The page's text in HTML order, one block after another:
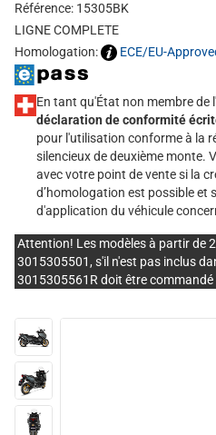
Référence: 15305BK
LIGNE COMPLETE
Homologation:
ECE/EU-
En tant qu'État non membre de
déclaration de conformité
pour l'utilisation conforme à la
silencieux de deuxième monte.
avec votre point de vente si la
d’homologation est possible et
d'application du véhicule
Attention! Les modèles à partir de
3015305501, s'il n'est pas inclus
3015305561R doit être commandé